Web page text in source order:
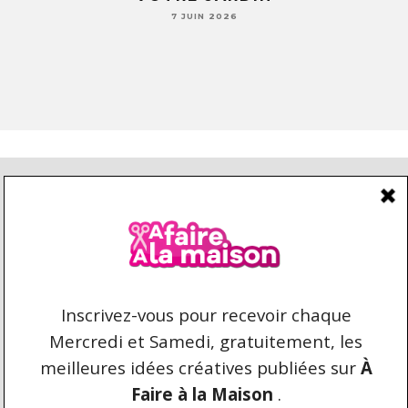
7 JUIN 2026
CONDITIONS D’UTILISATION CONTACT
REPRODUCTION ET DROIT D'AUTEUR
AFAIREALAMAISON.COM © 2021 TOUS DROITS